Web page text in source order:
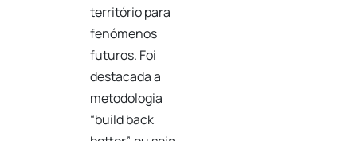
território para
fenómenos
futuros. Foi
destacada a
metodologia
“build back